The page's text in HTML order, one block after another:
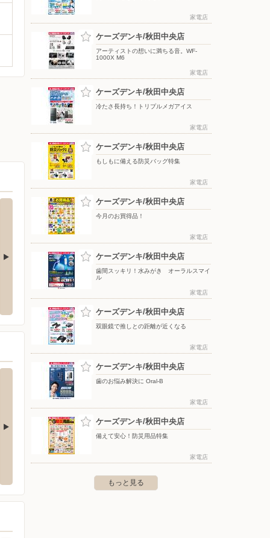
事務局（秋田県エ
シュープラザ/秋田川尻店
〒010-0942 秋田県秋田市川尻大川町12-38
天141
家電店
ケーズデンキ/秋田中央店
アーティストの想いに満ちる音。WF-
1000X M6
家電店
ケーズデンキ/秋田中央店
冷たさ長持ち！トリプルメガアイス
家電店
ケーズデンキ/秋田中央店
もしもに備える防災バッグ特集
家電店
ケーズデンキ/秋田中央店
今月のお買得品！
家電店
ケーズデンキ/秋田中央店
歯間スッキリ！水みがき オーラルスマイ
ル
家電店
ケーズデンキ/秋田中央店
双眼鏡で推しとの距離が近くなる
家電店
ケーズデンキ/秋田中央店
歯のお悩み解決に Oral-B
家電店
ケーズデンキ/秋田中央店
備えて安心！防災用品特集
家電店
もっと見る